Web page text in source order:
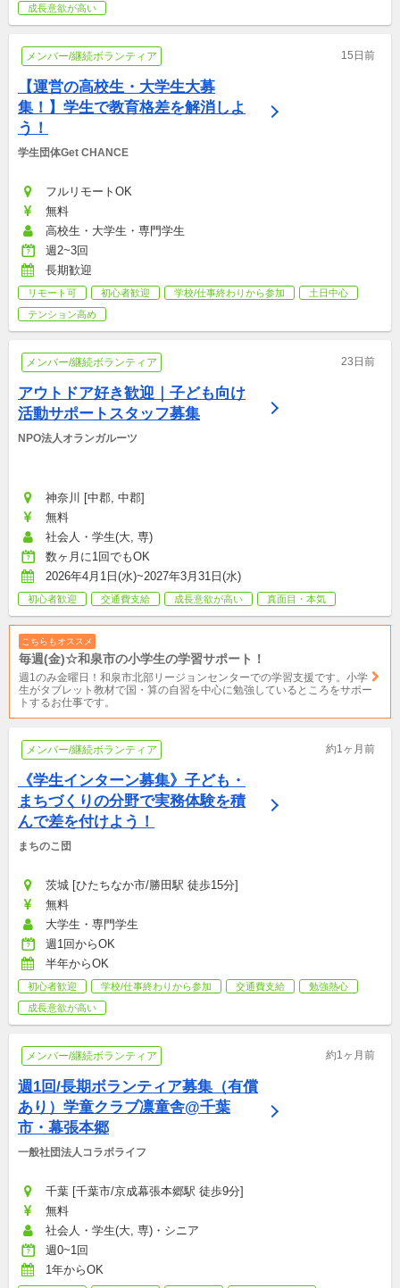
成長意欲が高い
メンバー/継続ボランティア 15日前
【運営の高校生・大学生大募
集！】学生で教育格差を解消しよ
う！
学生団体Get CHANCE
フルリモートOK
無料
高校生・大学生・専門学生
週2~3回
長期歓迎
リモート可 初心者歓迎 学校/仕事終わりから参加
土日中心
テンション高め
メンバー/継続ボランティア 23日前
アウトドア好き歓迎｜子ども向け
活動サポートスタッフ募集
NPO法人オランガルーツ
神奈川 [中郡, 中郡]
無料
社会人・学生(大, 専)
数ヶ月に1回でもOK
2026年4月1日(水)~2027年3月31日(水)
初心者歓迎 交通費支給 成長意欲が高い 真面目・本気
こちらもオススメ
毎週(金)☆和泉市の小学生の学習サポート！
週1のみ金曜日！和泉市北部リージョンセンターでの学習支援です。小学
生がタブレット教材で国・算の自習を中心に勉強しているところをサポー
トするお仕事です。
メンバー/継続ボランティア 約1ヶ月前
《学生インターン募集》子ども・
まちづくりの分野で実務体験を積
んで差を付けよう！
まちのこ団
茨城 [ひたちなか市/勝田駅 徒歩15分]
無料
大学生・専門学生
週1回からOK
半年からOK
初心者歓迎 学校/仕事終わりから参加 交通費支給
勉強熱心
成長意欲が高い
メンバー/継続ボランティア 約1ヶ月前
週1回/長期ボランティア募集（有償
あり）学童クラブ凛童舎@千葉
市・幕張本郷
一般社団法人コラボライフ
千葉 [千葉市/京成幕張本郷駅 徒歩9分]
無料
社会人・学生(大, 専)・シニア
週0~1回
1年からOK